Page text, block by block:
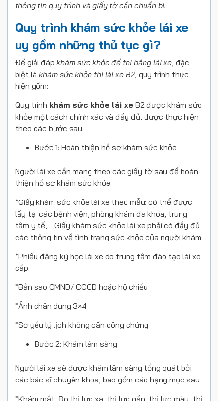
thông tin quy trình và giấy tờ cần chuẩn bị.
Quy trình khám sức khỏe lái xe
uy gồm những thủ tục gì?
Để giải đáp khám sức khỏe để thi bằng lái xe, đặc
biệt là khám sức khỏe thi lái xe B2, quy trình thực
hiện gồm:
Quy trình khám sức khỏe lái xe B2 được khám sức
khỏe một cách chính xác và đầy đủ, được thực hiện
theo các bước sau:
Bước 1: Hoàn thiện hồ sơ khám sức khỏe
Người lái xe cần mang theo các giấy tờ sau để hoàn
thiện hồ sơ khám sức khỏe:
*Giấy khám sức khỏe lái xe theo mẫu: có thể được
lấy tại các bệnh viện, phòng khám đa khoa, trung
tâm y tế,… Giấy khám sức khỏe lái xe phải có đầy đủ
các thông tin về tình trạng sức khỏe của người khám
*Phiếu đăng ký học lái xe do trung tâm đào tạo lái xe
cấp.
*Bản sao CMND/ CCCD hoặc hộ chiếu
*Ảnh chân dung 3×4
*Sơ yếu lý lịch không cần công chứng
Bước 2: Khám lâm sàng
Người lái xe sẽ được khám lâm sàng tổng quát bởi
các bác sĩ chuyên khoa, bao gồm các hạng mục sau:
*Khám mắt: Đo thị lực xa, thị lực gần, thị lực màu, thị